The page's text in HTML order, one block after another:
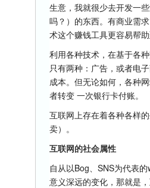
生意，我就很少去开发一
吗？）的东西。有商业需
术这个赚钱工具更容易帮助
利用各种技术，在基于各
只有两种：广告，或者电
成本。但无论如何，各种
者转变 一次银行卡付账。
互联网上存在着各种各样
卖）。
互联网的社会属性
自从以Bog、SNS为代表
意义深远的变化，那就是